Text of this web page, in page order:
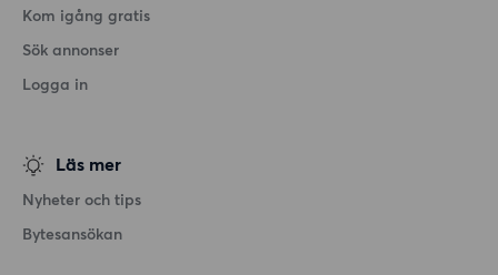
Kom igång gratis
Sök annonser
Logga in
Läs mer
Nyheter och tips
Bytesansökan